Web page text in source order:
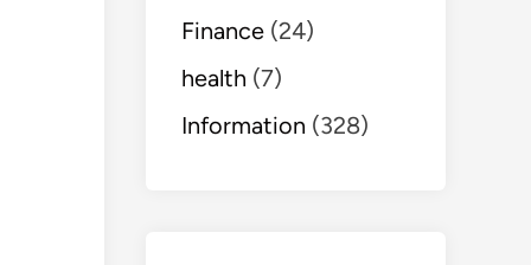
Finance (24)
health (7)
Information (328)